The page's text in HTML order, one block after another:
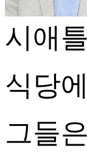
시애
식당
그들